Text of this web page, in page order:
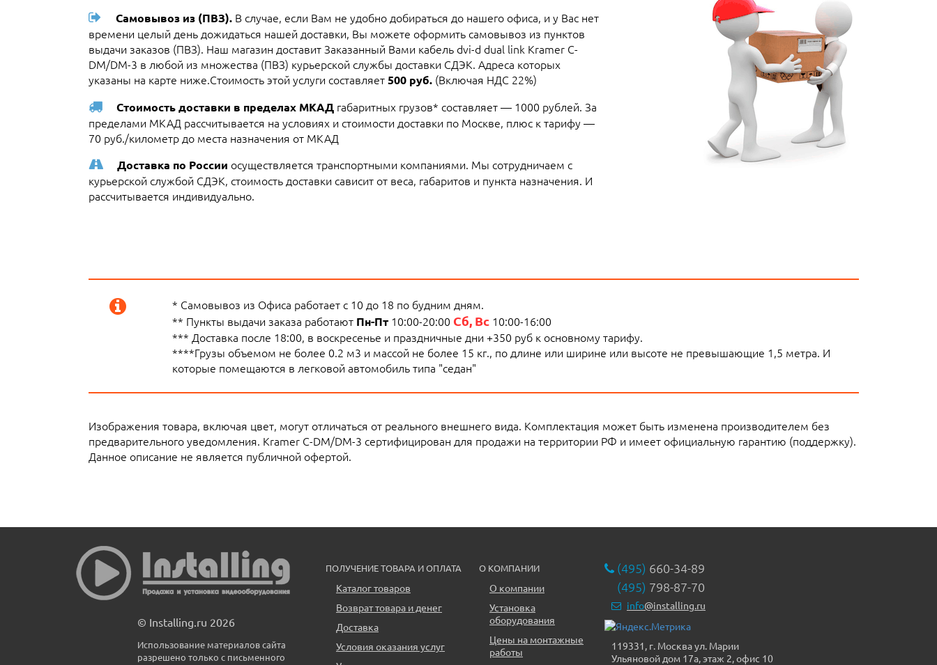
Самовывоз из (ПВЗ). В случае, если Вам не удобно добираться до нашего офиса, и у Вас нет
времени целый день дожидаться нашей доставки, Вы можете оформить самовывоз из пунктов
выдачи заказов (ПВЗ). Наш магазин доставит Заказанный Вами кабель dvi-d dual link Kramer C-
DM/DM-3 в любой из множества (ПВЗ) курьерской службы доставки СДЭК. Адреса которых
указаны на карте ниже.Стоимость этой услуги составляет500 руб. (Включая НДС 22%)
Стоимость доставки в пределах МКАД габаритных грузов* составляет — 1000 рублей. За
пределами МКАД рассчитывается на условиях и стоимости доставки по Москве, плюс к тарифу —
70 руб./километр до места назначения от МКАД
Доставка по России осуществляется транспортными компаниями. Мы сотрудничаем с
курьерской службой СДЭК, стоимость доставки сависит от веса, габаритов и пункта назначения. И
рассчитывается индивидуально.
* Самовывоз из Офиса работает с 10 до 18 по будним дням.
** Пункты выдачи заказа работают Пн-Пт10:00-20:00 Сб, Вс10:00-16:00
*** Доставка после 18:00, в воскресенье и праздничные дни +350 руб к основному тарифу.
****Грузы объемом не более 0.2 м3 и массой не более 15 кг., по длине или ширине или высоте не превышающие 1,5 метра. И
которые помещаются в легковой автомобиль типа "седан"
Изображения товара, включая цвет, могут отличаться от реального внешнего вида. Комплектация может быть изменена производителем без
предварительного уведомления. Kramer C-DM/DM-3 сертифицирован для продажи на территории РФ и имеет официальную гарантию (поддержку).
Данное описание не является публичной офертой.
© Installing.ru 2026
Использование материалов сайта
разрешено только с письменного
ПОЛУЧЕНИЕ ТОВАРА И ОПЛАТА
Каталог товаров
Возврат товара и денег
Доставка
Условия оказания услуг
О КОМПАНИИ
О компании
Установка
оборудования
Цены на монтажные
работы
(495) 660-34-89
(495) 798-87-70
info@installing.ru
119331, г. Москва ул. Марии
Ульяновой дом 17а, этаж 2, офис 10